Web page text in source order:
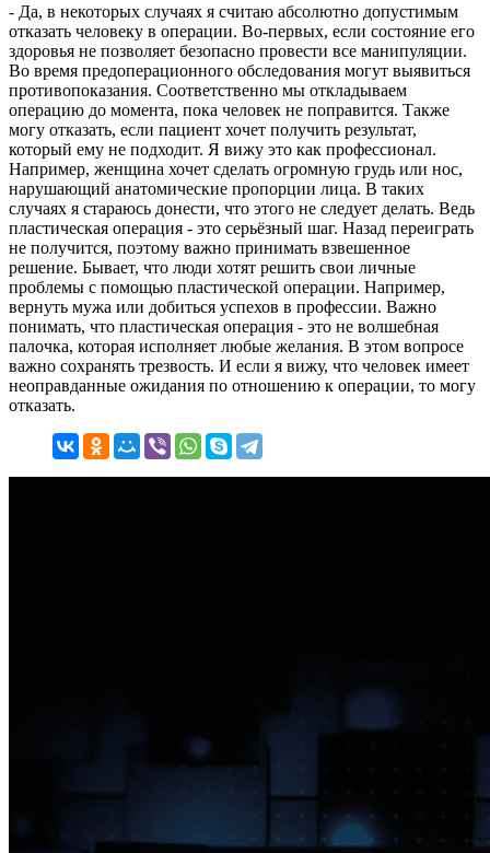
- Да, в некоторых случаях я считаю абсолютно допустимым
отказать человеку в операции. Во-первых, если состояние его
здоровья не позволяет безопасно провести все манипуляции.
Во время предоперационного обследования могут выявиться
противопоказания. Соответственно мы откладываем
операцию до момента, пока человек не поправится. Также
могу отказать, если пациент хочет получить результат,
который ему не подходит. Я вижу это как профессионал.
Например, женщина хочет сделать огромную грудь или нос,
нарушающий анатомические пропорции лица. В таких
случаях я стараюсь донести, что этого не следует делать. Ведь
пластическая операция - это серьёзный шаг. Назад переиграть
не получится, поэтому важно принимать взвешенное
решение. Бывает, что люди хотят решить свои личные
проблемы с помощью пластической операции. Например,
вернуть мужа или добиться успехов в профессии. Важно
понимать, что пластическая операция - это не волшебная
палочка, которая исполняет любые желания. В этом вопросе
важно сохранять трезвость. И если я вижу, что человек имеет
неоправданные ожидания по отношению к операции, то могу
отказать.